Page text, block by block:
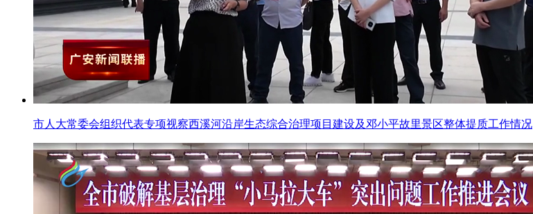
市人大常委会组织代表专项视察西溪河沿岸生态综合治理项目建设及邓小平故里景区整体提质工作情况